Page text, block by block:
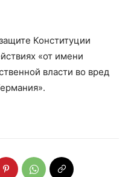
Конституции
«от имени
власти во вред